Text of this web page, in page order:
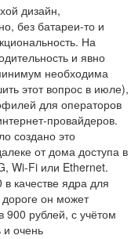
дизайн,
без батареи-то и
На
и явно
необходима
этот вопрос в июле),
для операторов
провайдеров.
создано это
от дома доступа в
Wi-Fi или Ethernet.
качестве ядра для
он может
900 рублей, с учётом
и очень